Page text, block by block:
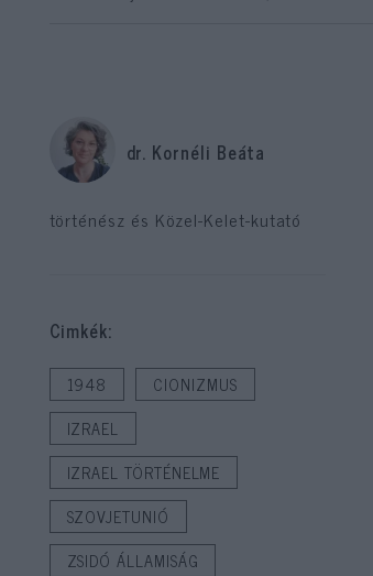
dr. Kornéli Beáta
történész és Közel-Kelet-kutató
Cimkék:
1948
CIONIZMUS
IZRAEL
IZRAEL TÖRTÉNELME
SZOVJETUNIÓ
ZSIDÓ ÁLLAMISÁG